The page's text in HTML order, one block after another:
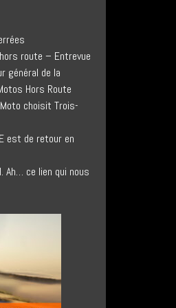
route – Entrevue
général de la
Hors Route
choisit Trois-
est de retour en
Ah… ce lien qui nous